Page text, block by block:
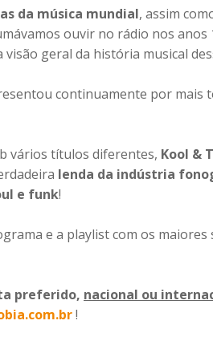
da música mundial, assim
ouvir no rádio nos anos
geral da história musical
continuamente por mais
vários títulos diferentes, Kool &
lenda da indústria
e funk!
e a playlist com os maiores
preferido, nacional ou
!